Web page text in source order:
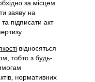
за місцем
заяву на
підписати акт
відносяться
тобто з будь-
нормативних